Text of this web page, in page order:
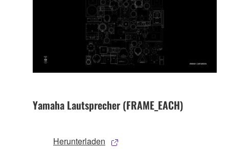
Yamaha Lautsprecher (FRAME_EACH)
Herunterladen